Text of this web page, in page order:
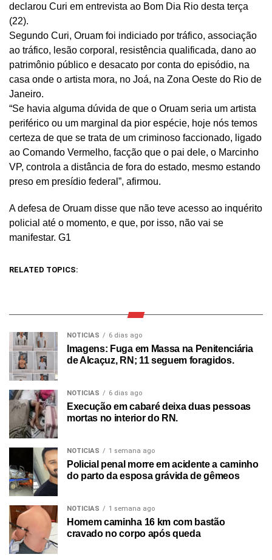
declarou Curi em entrevista ao Bom Dia Rio desta terça
(22).
Segundo Curi, Oruam foi indiciado por tráfico, associação
ao tráfico, lesão corporal, resistência qualificada, dano ao
patrimônio público e desacato por conta do episódio, na
casa onde o artista mora, no Joá, na Zona Oeste do Rio de
Janeiro.
“Se havia alguma dúvida de que o Oruam seria um artista
periférico ou um marginal da pior espécie, hoje nós temos
certeza de que se trata de um criminoso faccionado, ligado
ao Comando Vermelho, facção que o pai dele, o Marcinho
VP, controla a distância de fora do estado, mesmo estando
preso em presídio federal”, afirmou.
A defesa de Oruam disse que não teve acesso ao inquérito
policial até o momento, e que, por isso, não vai se
manifestar. G1
RELATED TOPICS:
NOTICIAS 6 dias ago
Imagens: Fuga em Massa na Penitenciária
de Alcaçuz, RN; 11 seguem foragidos.
NOTICIAS 6 dias ago
Execução em cabaré deixa duas pessoas
mortas no interior do RN.
NOTICIAS 1 semana ago
Policial penal morre em acidente a caminho
do parto da esposa grávida de gêmeos
NOTICIAS 1 semana ago
Homem caminha 16 km com bastão
cravado no corpo após queda